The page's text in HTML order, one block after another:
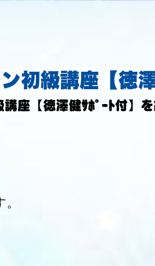
初級講座【徳
座【徳澤健ｻﾎﾟｰﾄ付】